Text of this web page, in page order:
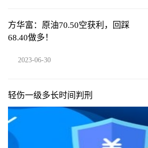
方华富：原油70.50空获利，回踩
68.40做多！
2023-06-30
轻伤一级多长时间判刑